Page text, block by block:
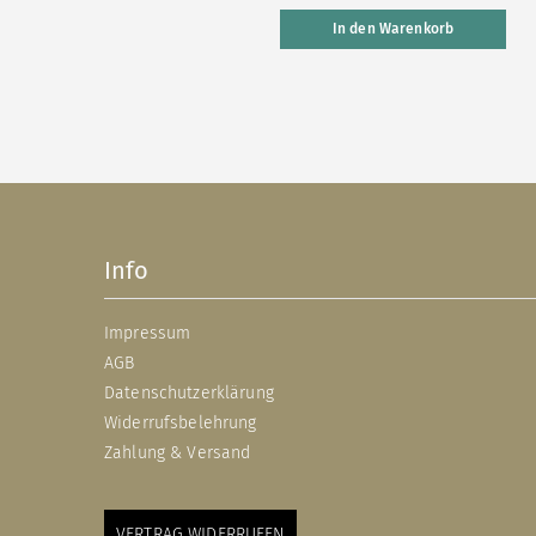
In den Warenkorb
Info
Impressum
AGB
Datenschutzerklärung
Widerrufsbelehrung
Zahlung & Versand